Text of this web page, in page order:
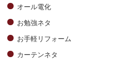
オール電化
お勉強ネタ
お手軽リフォーム
カーテンネタ